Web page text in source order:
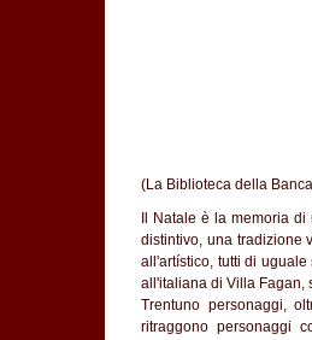
(La Biblioteca della
Il Natale è la memoria
distintivo, una tradizione
all'artístico, tutti di
all'italiana di Villa Fagan,
Trentuno personaggi,
ritraggono personaggi